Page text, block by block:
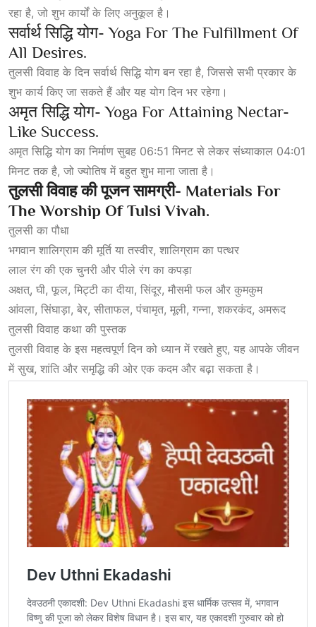
रहा है, जो शुभ कार्यों के लिए अनुकूल है।
सर्वार्थ सिद्धि योग- Yoga For The Fulfillment Of
All Desires.
तुलसी विवाह के दिन सर्वार्थ सिद्धि योग बन रहा है, जिससे सभी प्रकार के
शुभ कार्य किए जा सकते हैं और यह योग दिन भर रहेगा।
अमृत सिद्धि योग- Yoga For Attaining Nectar-
Like Success.
अमृत सिद्धि योग का निर्माण सुबह 06:51 मिनट से लेकर संध्याकाल 04:01
मिनट तक है, जो ज्योतिष में बहुत शुभ माना जाता है।
तुलसीविवाहकीपूजनसामग्री- Materials For
The Worship Of Tulsi Vivah.
तुलसी का पौधा
भगवान शालिग्राम की मूर्ति या तस्वीर, शालिग्राम का पत्थर
लाल रंग की एक चुनरी और पीले रंग का कपड़ा
अक्षत्, घी, फूल, मिट्टी का दीया, सिंदूर, मौसमी फल और कुमकुम
आंवला, सिंघाड़ा, बेर, सीताफल, पंचामृत, मूली, गन्ना, शकरकंद, अमरूद
तुलसी विवाह कथा की पुस्तक
तुलसी विवाह के इस महत्वपूर्ण दिन को ध्यान में रखते हुए, यह आपके जीवन
में सुख, शांति और समृद्धि की ओर एक कदम और बढ़ा सकता है।